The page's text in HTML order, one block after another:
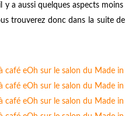
a aussi quelques aspects
trouverez donc dans la suite